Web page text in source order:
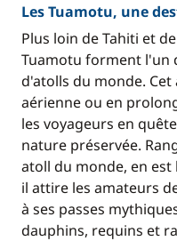
Les Tuamotu, une
Plus loin de Tahiti et
Tuamotu forment l'un
d'atolls du monde. Cet
aérienne ou en
les voyageurs en
nature préservée.
atoll du monde, en est
il attire les amateurs
à ses passes
dauphins, requins et